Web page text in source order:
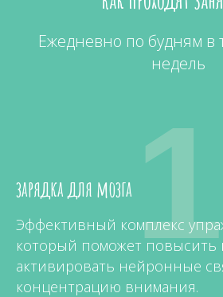
Ежедневно по будням в
недель
зарядка для мозга
Эффективный комплекс
который поможет повысить
активировать нейронные
концентрацию внимания.
1